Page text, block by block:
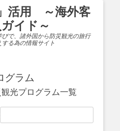
活用 ～海外客
イド～
で、諸外国から防災観光の旅行
する為の情報サイト
グラム
光プログラム一覧